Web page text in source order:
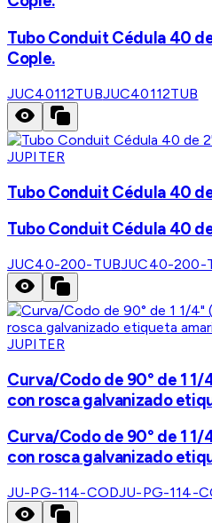
Tubo Conduit Cédula 40
Cople.
JUC40112TUBJUC40112TUB
JUPITER
Tubo Conduit Cédula 40
Tubo Conduit Cédula 40
JUC40-200-TUBJUC40-200-
JUPITER
Curva/Codo de 90° de 1
con rosca galvanizado
Curva/Codo de 90° de 1
con rosca galvanizado
JU-PG-114-CODJU-PG-114-